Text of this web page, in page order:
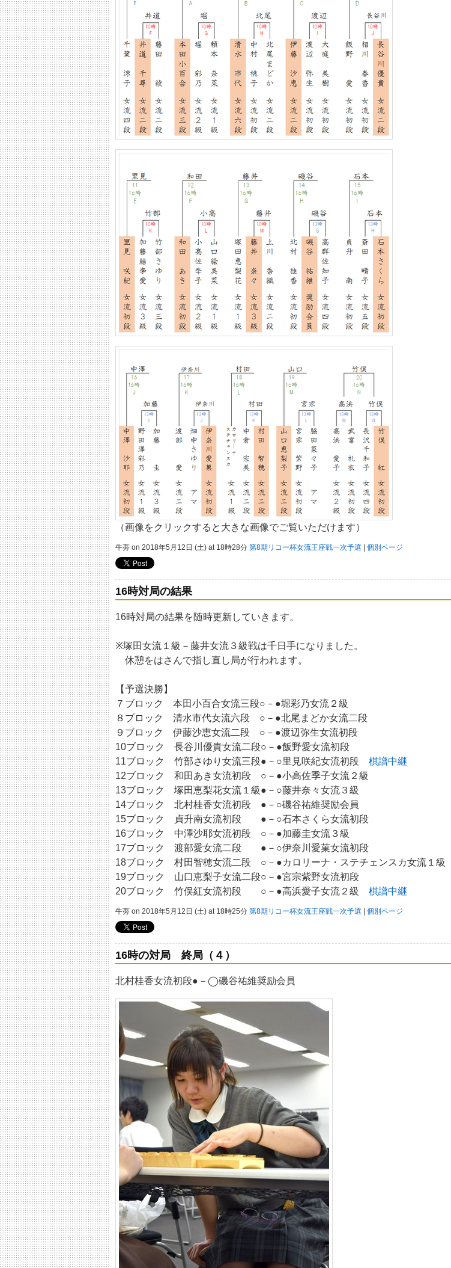
（画像をクリックすると大きな画像でご覧いただけます）
牛蒡 on 2018年5月12日 (土) at 18時28分 第8期リコー杯女流王座戦一次予選 個別ページ
16時対局の結果
16時対局の結果を随時更新していきます。
※塚田女流１級－藤井女流３級戦は千日手になりました。
休憩をはさんで指し直し局が行われます。
【予選決勝】
７ブロック 本田小百合女流三段○－●堀彩乃女流２級
８ブロック 清水市代女流六段 ○－●北尾まどか女流二段
９ブロック 伊藤沙恵女流二段 ○－●渡辺弥生女流初段
10ブロック 長谷川優貴女流二段○－●飯野愛女流初段
11ブロック 竹部さゆり女流三段●－○里見咲紀女流初段 棋譜中継
12ブロック 和田あき女流初段 ○－●小高佐季子女流２級
13ブロック 塚田恵梨花女流１級●－○藤井奈々女流３級
14ブロック 北村桂香女流初段 ●－○磯谷祐維奨励会員
15ブロック 貞升南女流初段 ●－○石本さくら女流初段
16ブロック 中澤沙耶女流初段 ○－●加藤圭女流３級
17ブロック 渡部愛女流二段 ●－○伊奈川愛菓女流初段
18ブロック 村田智穂女流二段 ○－●カロリーナ・ステチェンスカ女流１級
19ブロック 山口恵梨子女流二段○－●宮宗紫野女流初段
20ブロック 竹俣紅女流初段 ○－●高浜愛子女流２級 棋譜中継
牛蒡 on 2018年5月12日 (土) at 18時25分 第8期リコー杯女流王座戦一次予選 個別ページ
16時の対局 終局（４）
北村桂香女流初段●－◯磯谷祐維奨励会員